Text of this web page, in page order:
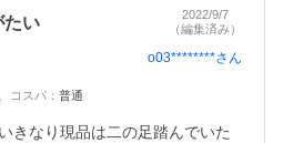
たい
2022/9/7
（編集済み）
o03********さん
コスパ ： 普通
きなり現品は二の足踏んでいた